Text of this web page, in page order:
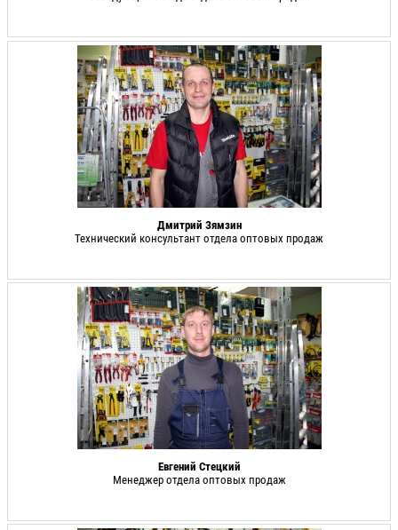
Дмитрий Зямзин
Технический консультант отдела оптовых продаж
Евгений Стецкий
Менеджер отдела оптовых продаж